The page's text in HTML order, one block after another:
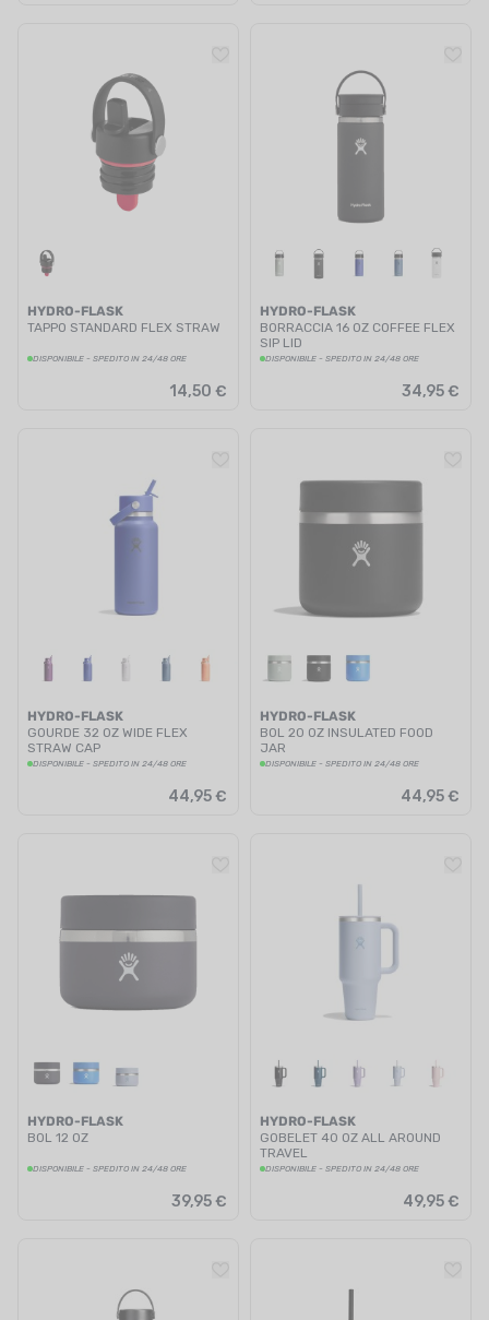
HYDRO-FLASK
TAPPO STANDARD FLEX STRAW
DISPONIBILE - SPEDITO IN 24/48 ORE
14,50 €
HYDRO-FLASK
BORRACCIA 16 OZ COFFEE FLEX
SIP LID
DISPONIBILE - SPEDITO IN 24/48 ORE
34,95 €
HYDRO-FLASK
GOURDE 32 OZ WIDE FLEX
STRAW CAP
DISPONIBILE - SPEDITO IN 24/48 ORE
44,95 €
HYDRO-FLASK
BOL 20 OZ INSULATED FOOD
JAR
DISPONIBILE - SPEDITO IN 24/48 ORE
44,95 €
HYDRO-FLASK
BOL 12 OZ
DISPONIBILE - SPEDITO IN 24/48 ORE
39,95 €
HYDRO-FLASK
GOBELET 40 OZ ALL AROUND
TRAVEL
DISPONIBILE - SPEDITO IN 24/48 ORE
49,95 €